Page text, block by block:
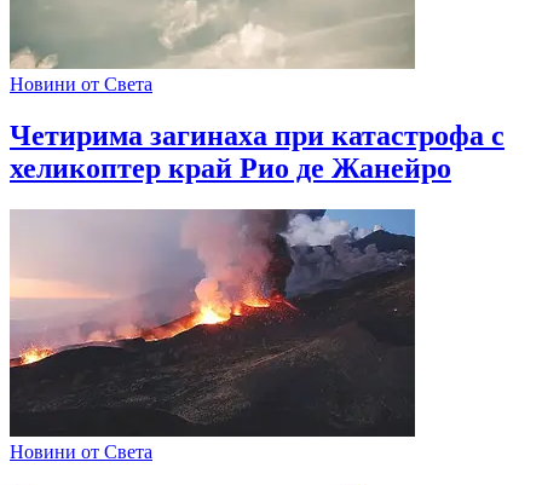
Новини от Света
Четирима загинаха при катастрофа с
хеликоптер край Рио де Жанейро
Новини от Света